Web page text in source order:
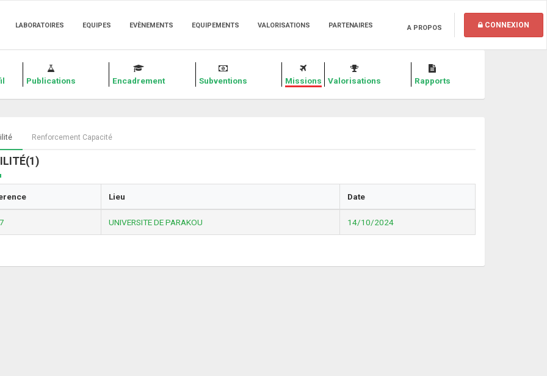
LABORATOIRES EQUIPES EVÈNEMENTS EQUIPEMENTS VALORISATIONS PARTENAIRES A PROPOS CONNEXION
Publications Encadrement Subventions Missions Valorisations Rapports
Renforcement Capacité
Lieu Date
UNIVERSITE DE PARAKOU 14/10/2024